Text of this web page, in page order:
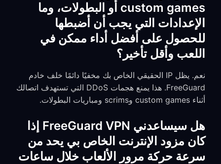
custom games أو البطولات، وما
الإعدادات التي يجب أن أضبطها
للحصول على أفضل أداء ممكن في
اللعب وأقل تأخير؟
نعم. يظل IP الحقيقي الخاص بك مخفيًا دائمًا خلف خادم
FreeGuard. هذا يمنع هجمات DDoS التي تستهدف اتصالك
أثناء custom games وscrims ومباريات البطولات.
هل سيساعدني FreeGuard VPN إذا
كان مزود الإنترنت الخاص بي يحد من
سرعة حركة مرور الألعاب خلال ساعات